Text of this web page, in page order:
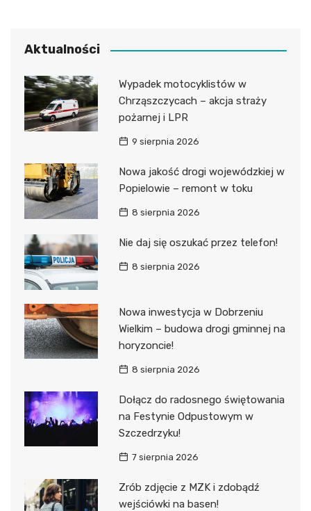
Aktualności
Wypadek motocyklistów w
Chrząszczycach – akcja straży
pożarnej i LPR
9 sierpnia 2026
Nowa jakość drogi wojewódzkiej w
Popielowie – remont w toku
8 sierpnia 2026
Nie daj się oszukać przez telefon!
8 sierpnia 2026
Nowa inwestycja w Dobrzeniu
Wielkim – budowa drogi gminnej na
horyzoncie!
8 sierpnia 2026
Dołącz do radosnego świętowania
na Festynie Odpustowym w
Szczedrzyku!
7 sierpnia 2026
Zrób zdjęcie z MZK i zdobądź
wejściówki na basen!